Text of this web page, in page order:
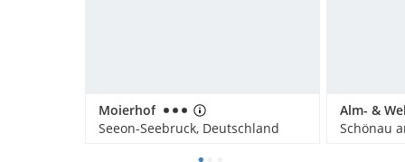
Moierhof
Seeon-Seebruck, Deutschland